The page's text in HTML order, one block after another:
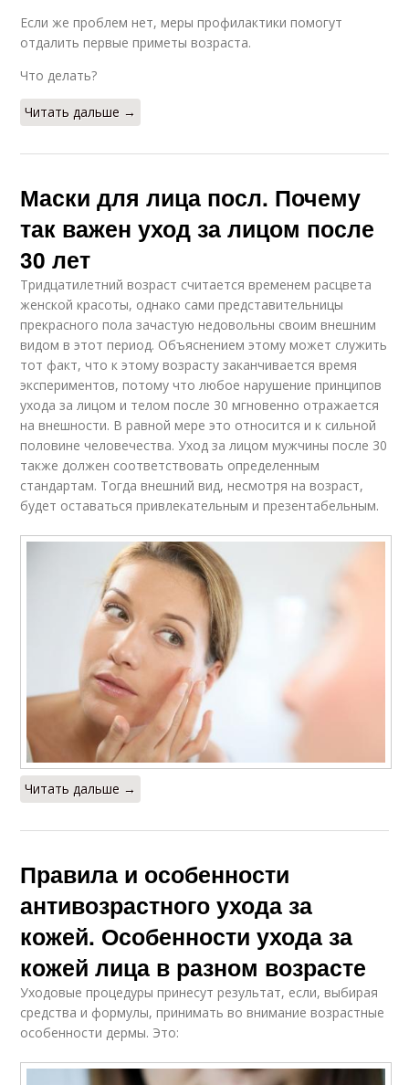
Если же проблем нет, меры профилактики помогут
отдалить первые приметы возраста.
Что делать?
Читать дальше →
Маски для лица посл. Почему
так важен уход за лицом после
30 лет
Тридцатилетний возраст считается временем расцвета
женской красоты, однако сами представительницы
прекрасного пола зачастую недовольны своим внешним
видом в этот период. Объяснением этому может служить
тот факт, что к этому возрасту заканчивается время
экспериментов, потому что любое нарушение принципов
ухода за лицом и телом после 30 мгновенно отражается
на внешности. В равной мере это относится и к сильной
половине человечества. Уход за лицом мужчины после 30
также должен соответствовать определенным
стандартам. Тогда внешний вид, несмотря на возраст,
будет оставаться привлекательным и презентабельным.
Читать дальше →
Правила и особенности
антивозрастного ухода за
кожей. Особенности ухода за
кожей лица в разном возрасте
Уходовые процедуры принесут результат, если, выбирая
средства и формулы, принимать во внимание возрастные
особенности дермы. Это: